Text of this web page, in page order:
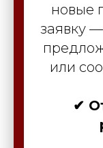
новые
заявку
или
✔